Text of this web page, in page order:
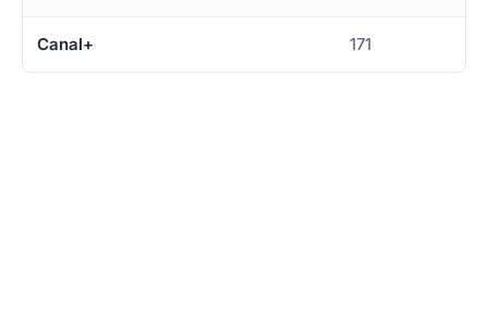
Canal+ 171